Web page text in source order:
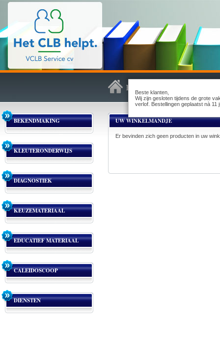
Beste klanten,
Wij zijn gesloten tijdens de grote
verlof. Bestellingen geplaatst nà
BEKENDMAKING
KLEUTERONDERWIJS
DIAGNOSTIEK
KEUZEMATERIAAL
EDUCATIEF MATERIAAL
CALEIDOSCOOP
DIENSTEN
UW WINKELMANDJE
Er bevinden zich geen producten in uw